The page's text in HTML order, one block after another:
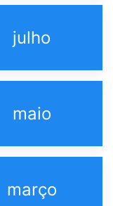
julho
maio
março